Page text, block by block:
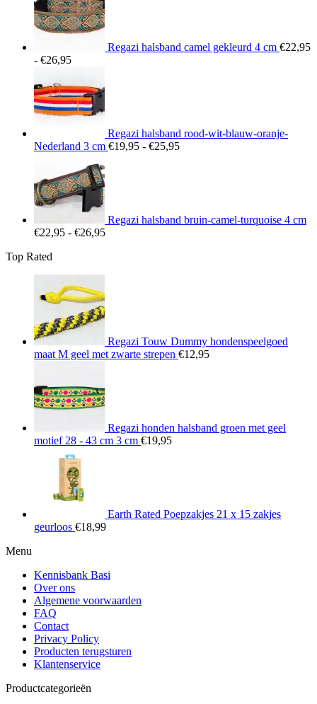
Regazi halsband camel gekleurd 4 cm €22,95
- €26,95Prijsklasse:
tot
€26,95
Regazi halsband rood-wit-blauw-oranje-
Nederland 3 cm €19,95 - €25,95Prijsklasse:
Regazi halsband bruin-camel-turquoise 4 cm
€22,95 - €26,95Prijsklasse:
Top Rated
Regazi Touw Dummy hondenspeelgoed
maat M geel met zwarte strepen €12,95
Regazi honden halsband groen met geel
motief 28 - 43 cm 3 cm €19,95
Earth Rated Poepzakjes 21 x 15 zakjes
geurloos €18,99
Menu
Kennisbank Basi
Over ons
Algemene voorwaarden
FAQ
Contact
Privacy Policy
Producten terugsturen
Klantenservice
Productcategorieën